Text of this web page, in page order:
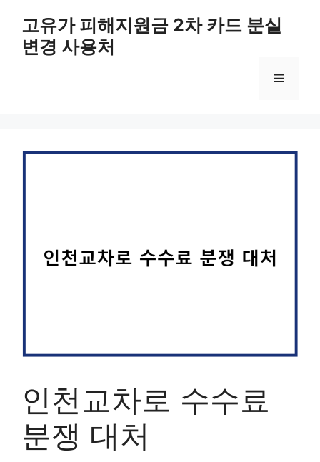
고유가 피해지원금 2차 카드 분실
변경 사용처
메
인천교차로 수수료
분쟁 대처